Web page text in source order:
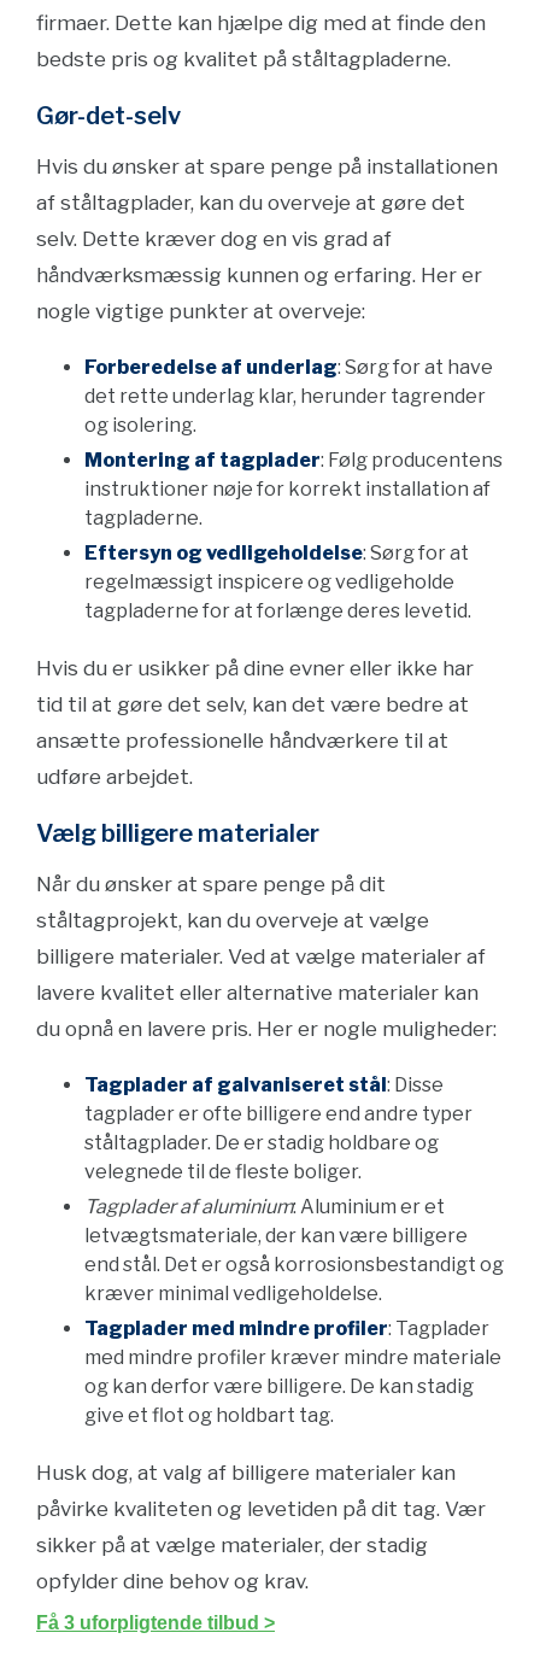
firmaer. Dette kan hjælpe dig med at finde den
bedste pris og kvalitet på ståltagpladerne.
Gør-det-selv
Hvis du ønsker at spare penge på installationen
af ståltagplader, kan du overveje at gøre det
selv. Dette kræver dog en vis grad af
håndværksmæssig kunnen og erfaring. Her er
nogle vigtige punkter at overveje:
Forberedelse af underlag: Sørg for at have
det rette underlag klar, herunder tagrender
og isolering.
Montering af tagplader: Følg producentens
instruktioner nøje for korrekt installation af
tagpladerne.
Eftersyn og vedligeholdelse: Sørg for at
regelmæssigt inspicere og vedligeholde
tagpladerne for at forlænge deres levetid.
Hvis du er usikker på dine evner eller ikke har
tid til at gøre det selv, kan det være bedre at
ansætte professionelle håndværkere til at
udføre arbejdet.
Vælg billigere materialer
Når du ønsker at spare penge på dit
ståltagprojekt, kan du overveje at vælge
billigere materialer. Ved at vælge materialer af
lavere kvalitet eller alternative materialer kan
du opnå en lavere pris. Her er nogle muligheder:
Tagplader af galvaniseret stål: Disse
tagplader er ofte billigere end andre typer
ståltagplader. De er stadig holdbare og
velegnede til de fleste boliger.
Tagplader af aluminium: Aluminium er et
letvægtsmateriale, der kan være billigere
end stål. Det er også korrosionsbestandigt og
kræver minimal vedligeholdelse.
Tagplader med mindre profiler: Tagplader
med mindre profiler kræver mindre materiale
og kan derfor være billigere. De kan stadig
give et flot og holdbart tag.
Husk dog, at valg af billigere materialer kan
påvirke kvaliteten og levetiden på dit tag. Vær
sikker på at vælge materialer, der stadig
opfylder dine behov og krav.
Få 3 uforpligtende tilbud >